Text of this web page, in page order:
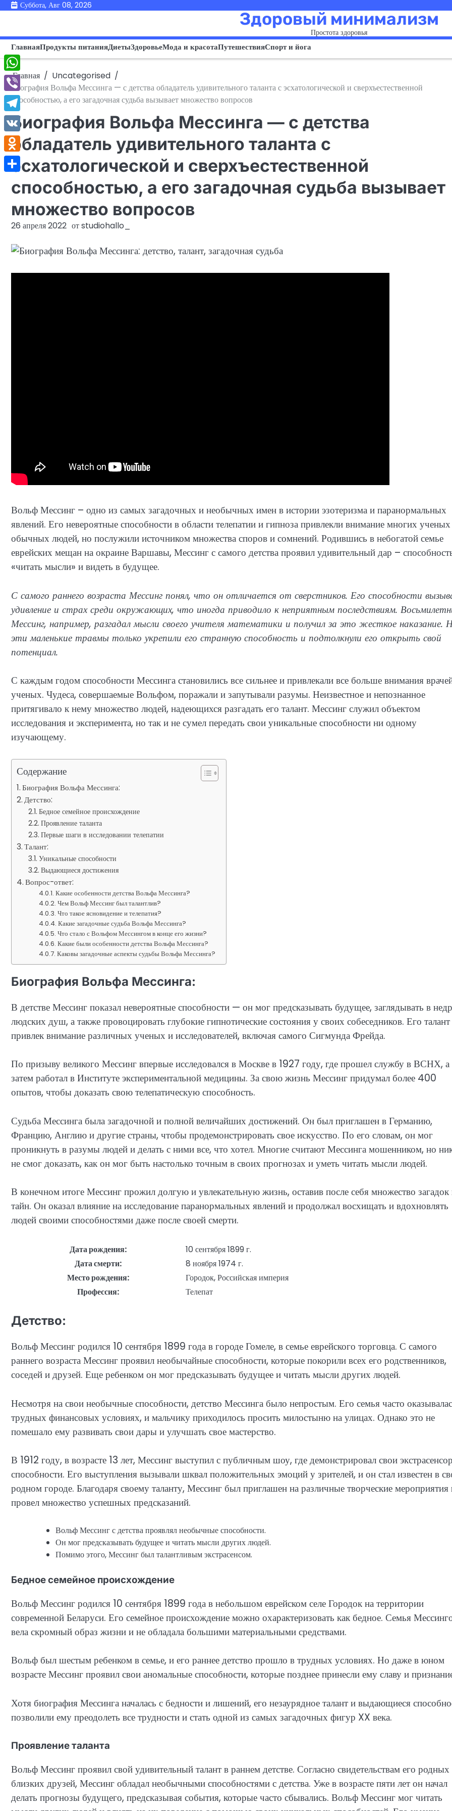
ПерейтиСуббота, Авг 08, 2026
Здоровый минимализм
Простота здоровья
ГлавнаяПродукты питанияДиетыЗдоровьеМода и красотаПутешествияСпорт и йога
Главная
Uncategorised
Биография Вольфа Мессинга — с детства обладатель удивительного таланта с эсхатологической и сверхъестественной
способностью, а его загадочная судьба вызывает множество вопросов
Биография Вольфа Мессинга — с детства
обладатель удивительного таланта с
эсхатологической и сверхъестественной
способностью, а его загадочная судьба вызывает
множество вопросов
26 апреля 2022 отstudiohallo_
Вольф Мессинг – одно из самых загадочных и необычных имен в истории эзотеризма и паранормальных
явлений. Его невероятные способности в области телепатии и гипноза привлекли внимание многих
обычных людей, но послужили источником множества споров и сомнений. Родившись в небогатой семье
еврейских мещан на окраине Варшавы, Мессинг с самого детства проявил удивительный дар –
«читать мысли» и видеть в будущее.
С самого раннего возраста Мессинг понял, что он отличается от сверстников. Его способности
удивление и страх среди окружающих, что иногда приводило к неприятным последствиям.
Мессинг, например, разгадал мысли своего учителя математики и получил за это жесткое наказание.
эти маленькие травмы только укрепили его странную способность и подтолкнули его открыть свой
потенциал.
С каждым годом способности Мессинга становились все сильнее и привлекали все больше внимания
ученых. Чудеса, совершаемые Вольфом, поражали и запутывали разумы. Неизвестное и непознанное
притягивало к нему множество людей, надеющихся разгадать его талант. Мессинг служил объектом
исследования и эксперимента, но так и не сумел передать свои уникальные способности ни одному
изучающему.
Содержание
Биография Вольфа Мессинга:
Детство:
Бедное семейное происхождение
Проявление таланта
Первые шаги в исследовании телепатии
Талант:
Уникальные способности
Выдающиеся достижения
Вопрос-ответ:
Какие особенности детства Вольфа Мессинга?
Чем Вольф Мессинг был талантлив?
Что такое ясновидение и телепатия?
Какие загадочные судьба Вольфа Мессинга?
Что стало с Вольфом Мессингом в конце его жизни?
Какие были особенности детства Вольфа Мессинга?
Каковы загадочные аспекты судьбы Вольфа Мессинга?
Биография Вольфа Мессинга:
В детстве Мессинг показал невероятные способности — он мог предсказывать будущее, заглядывать в
людских душ, а также провоцировать глубокие гипнотические состояния у своих собеседников. Его талант
привлек внимание различных ученых и исследователей, включая самого Сигмунда Фрейда.
По призыву великого Мессинг впервые исследовался в Москве в 1927 году, где прошел службу в ВСНХ, а
затем работал в Институте экспериментальной медицины. За свою жизнь Мессинг придумал более 400
опытов, чтобы доказать свою телепатическую способность.
Судьба Мессинга была загадочной и полной величайших достижений. Он был приглашен в Германию,
Францию, Англию и другие страны, чтобы продемонстрировать свое искусство. По его словам, он мог
проникнуть в разумы людей и делать с ними все, что хотел. Многие считают Мессинга мошенником, но
не смог доказать, как он мог быть настолько точным в своих прогнозах и уметь читать мысли людей.
В конечном итоге Мессинг прожил долгую и увлекательную жизнь, оставив после себя множество загадок
тайн. Он оказал влияние на исследование паранормальных явлений и продолжал восхищать и вдохновлять
людей своими способностями даже после своей смерти.
Дата рождения:
10 сентября 1899 г.
Дата смерти:
8 ноября 1974 г.
Место рождения:
Городок, Российская империя
Профессия:
Телепат
Детство:
Вольф Мессинг родился 10 сентября 1899 года в городе Гомеле, в семье еврейского торговца. С самого
раннего возраста Мессинг проявил необычайные способности, которые покорили всех его родственников,
соседей и друзей. Еще ребенком он мог предсказывать будущее и читать мысли других людей.
Несмотря на свои необычные способности, детство Мессинга было непростым. Его семья часто
трудных финансовых условиях, и мальчику приходилось просить милостыню на улицах. Однако это не
помешало ему развивать свои дары и улучшать свое мастерство.
В 1912 году, в возрасте 13 лет, Мессинг выступил с публичным шоу, где демонстрировал свои
способности. Его выступления вызывали шквал положительных эмоций у зрителей, и он стал известен в
родном городе. Благодаря своему таланту, Мессинг был приглашен на различные творческие мероприятия
провел множество успешных предсказаний.
Вольф Мессинг с детства проявлял необычные способности.
Он мог предсказывать будущее и читать мысли других людей.
Помимо этого, Мессинг был талантливым экстрасенсом.
Бедное семейное происхождение
Вольф Мессинг родился 10 сентября 1899 года в небольшом еврейском селе Городок на территории
современной Беларуси. Его семейное происхождение можно охарактеризовать как бедное. Семья
вела скромный образ жизни и не обладала большими материальными средствами.
Вольф был шестым ребенком в семье, и его раннее детство прошло в трудных условиях. Но даже в юном
возрасте Мессинг проявил свои аномальные способности, которые позднее принесли ему славу и
Хотя биография Мессинга началась с бедности и лишений, его незаурядное талант и выдающиеся
позволили ему преодолеть все трудности и стать одной из самых загадочных фигур XX века.
Проявление таланта
Вольф Мессинг проявил свой удивительный талант в раннем детстве. Согласно свидетельствам его
близких друзей, Мессинг обладал необычными способностями с детства. Уже в возрасте пяти лет он начал
делать прогнозы будущего, предсказывая события, которые часто сбывались. Вольф Мессинг мог читать
WhatsApp
Viber
Telegram
VK
Odnoklassniki